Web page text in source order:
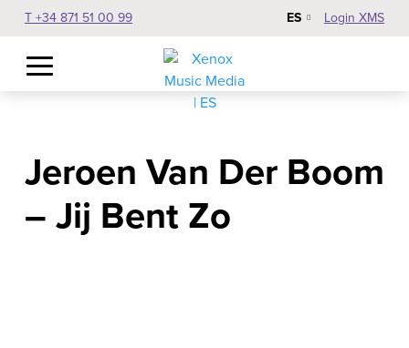
T +34 871 51 00 99 ES Login XMS
Jeroen Van Der Boom
– Jij Bent Zo